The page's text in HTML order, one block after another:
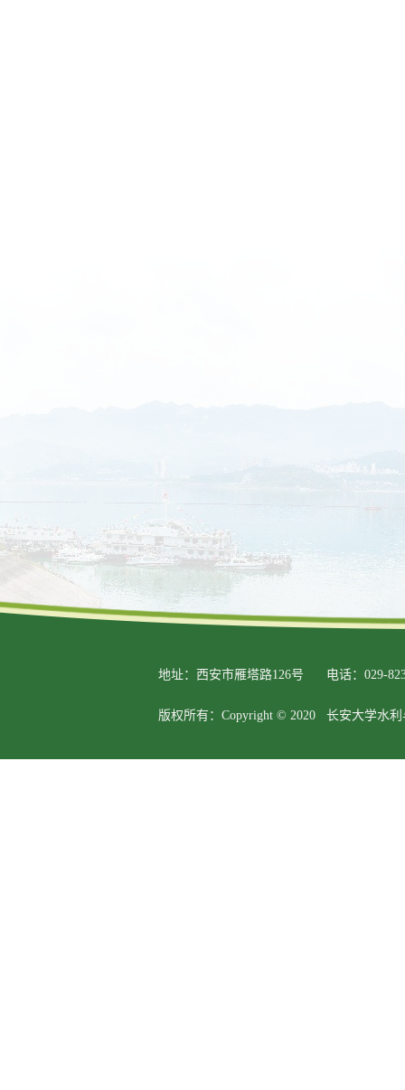
地址：西安市雁塔路126号 电话：029-
版权所有：Copyright © 2020 长安大学水利